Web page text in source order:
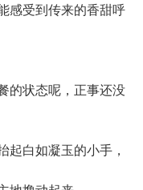
受到传来的香甜呼
状态呢，正事还没
白如凝玉的小手，